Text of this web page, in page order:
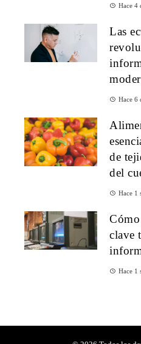
Hace 4
Las
Hace 6
de
del
Hace 1
clave
Hace 1